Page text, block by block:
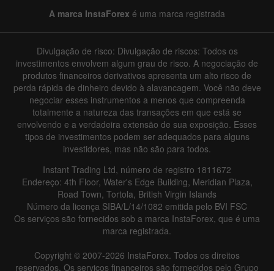
A marca InstaForex é uma marca registrada
Divulgação de risco: Divulgação de riscos: Todos os
investimentos envolvem algum grau de risco. A negociação de
produtos financeiros derivativos apresenta um alto risco de
perda rápida de dinheiro devido à alavancagem. Você não deve
negociar esses instrumentos a menos que compreenda
totalmente a natureza das transações em que está se
envolvendo e a verdadeira extensão de sua exposição. Esses
tipos de investimentos podem ser adequados para alguns
investidores, mas não são para todos.
Instant Trading Ltd, número de registro 1811672
Endereço: 4th Floor, Water's Edge Building, Meridian Plaza,
Road Town, Tortola, British Virgin Islands
Número da licença SIBA/L/14/1082 emitida pelo BVI FSC
Os serviços são fornecidos sob a marca InstaForex, que é uma
marca registrada.
Copyright © 2007-2026 InstaForex. Todos os direitos
reservados. Os serviços financeiros são fornecidos pelo Grupo